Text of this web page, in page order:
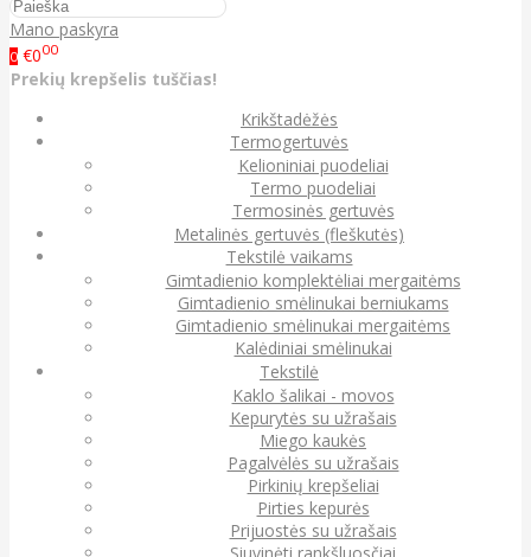
Mano paskyra
0 €000
Prekių krepšelis tuščias!
Krikštadėžės
Termogertuvės
Kelioniniai puodeliai
Termo puodeliai
Termosinės gertuvės
Metalinės gertuvės (fleškutės)
Tekstilė vaikams
Gimtadienio komplektėliai mergaitėms
Gimtadienio smėlinukai berniukams
Gimtadienio smėlinukai mergaitėms
Kalėdiniai smėlinukai
Tekstilė
Kaklo šalikai - movos
Kepurytės su užrašais
Miego kaukės
Pagalvėlės su užrašais
Pirkinių krepšeliai
Pirties kepurės
Prijuostės su užrašais
Siuvinėti rankšluosčiai